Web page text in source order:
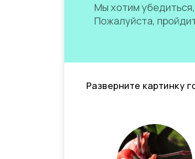
Мы хотим
Пожалуйста,
Разверните картинку